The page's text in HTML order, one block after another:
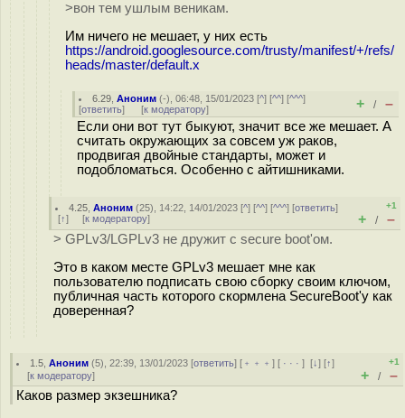
>вон тем ушлым веникам.
Им ничего не мешает, у них есть
https://android.googlesource.com/trusty/manifest/+/refs/
heads/master/default.x
6.29 ,Аноним (-), 06:48, 15/01/2023 [^] [^^] [^^^]
[ответить] [к модератору] + / –
Если они вот тут быкуют, значит все же мешает. А
считать окружающих за совсем уж раков,
продвигая двойные стандарты, может и
подобломаться. Особенно с айтишниками.
4.25 ,Аноним (25), 14:22, 14/01/2023 [^] [^^] [^^^] [ответить]
[↑] [к модератору]
+1
+ / –
> GPLv3/LGPLv3 не дружит с secure boot'ом.
Это в каком месте GPLv3 мешает мне как
пользователю подписать свою сборку своим ключом,
публичная часть которого скормлена SecureBoot'у как
доверенная?
1.5 ,Аноним (5), 22:39, 13/01/2023 [ответить] [ ﹢﹢﹢] [ · · ·][↓] [↑]
[к модератору]
+1
+ / –
Каков размер экзешника?